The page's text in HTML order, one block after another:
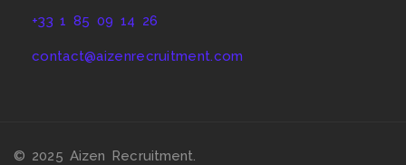
+33 1 85 09 14 26
contact@aizenrecruitment.com
© 2025 Aizen Recruitment.